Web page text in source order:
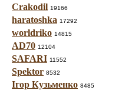
Crakodil 19166
haratoshka 17292
worldriko 14815
AD70 12104
SAFARI 11552
Spektor 8532
Ігор Кузьменко 8485